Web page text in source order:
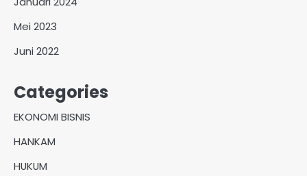
Mei 2023
Juni 2022
Categories
EKONOMI BISNIS
HANKAM
HUKUM